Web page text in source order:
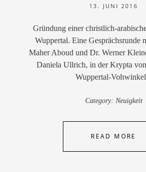
13. JUNI 2016
Gründung einer christlich-
Wuppertal. Eine Gesprächsrunde
Maher Aboud und Dr. Werner
Daniela Ullrich, in der Krypta
Wuppertal-
Category: Neuigkeit
READ MORE